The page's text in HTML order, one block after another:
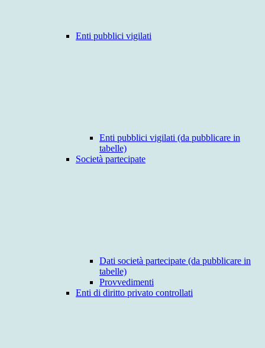
Enti pubblici vigilati
Enti pubblici vigilati (da pubblicare in
tabelle)
Società partecipate
Dati società partecipate (da pubblicare in
tabelle)
Provvedimenti
Enti di diritto privato controllati